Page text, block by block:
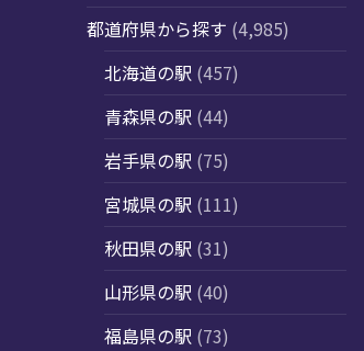
都道府県から探す (4,985)
北海道の駅 (457)
青森県の駅 (44)
岩手県の駅 (75)
宮城県の駅 (111)
秋田県の駅 (31)
山形県の駅 (40)
福島県の駅 (73)